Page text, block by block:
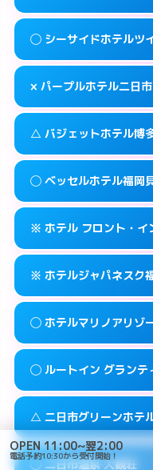
info このホテルの詳
smartphone 092-881-
map 福岡市西区小
info このホテルの詳
案内方法: 女性が
smartphone 092-552-
map 福岡市南区大
info このホテルの詳
案内方法:女性が
smartphone 092-846-
map 福岡市早良区
info このホテルの詳
◯ シーサイドホテルツ
案内方法:
女性が
smartphone 092-822-
map 福岡市早良区
info このホテルの詳
× パープルホテル二日市
案内方法: 派遣で
smartphone 092-922-
map 筑紫野市湯町
info このホテルの詳
△ バジェットホテル博
案内方法:
状況に
smartphone 092-592-
map 春日市上白水
info このホテルの詳
◯ ベッセルホテル福岡
案内方法: 女性が
smartphone 092-642-
map 福岡市東区箱
info このホテルの詳
※ ホテル フロント・イ
案内方法: カード
待ち合わせ。
info このホテルの詳
※ ホテルジャパネスク
案内方法:
カード
待ち合わせ。
map 福岡市東区
info このホテルの詳
◯ ホテルマリノアリゾ
案内方法:
女性が
smartphone 092-895-
map 福岡市西区小
◯ ルートイン グランテ
交通費:3,000円
案内方法:女性が
△ 二日市グリーンホテ
◯ 二日市温泉 大観荘
OPEN 11:00~翌2:00
電話予約10:30から受付開始！